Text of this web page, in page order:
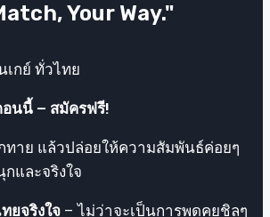
อย่างไร
เที่ยว
สบายใจ
Your Way."
เกย์ ทั่วไทย
อนนี้ – สมัครฟรี!
ทาย แล้วปล่อยให้ความสัมพันธ์ค่อยๆ
และจริงใจ
ยจริงใจ – ไม่ว่าจะเป็นการพูดคุยชิลๆ